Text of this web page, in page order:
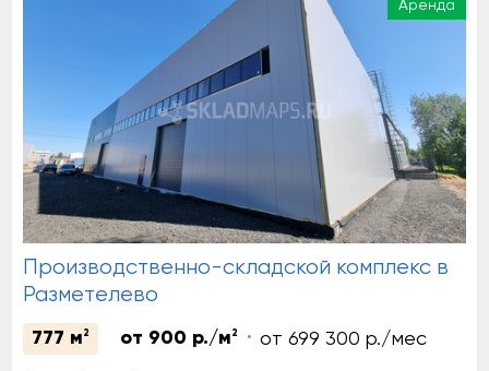
Аренда
Производственно-складской комплекс в
Разметелево
777 м 2 от 900 р./м 2 от 699 300 р./мес